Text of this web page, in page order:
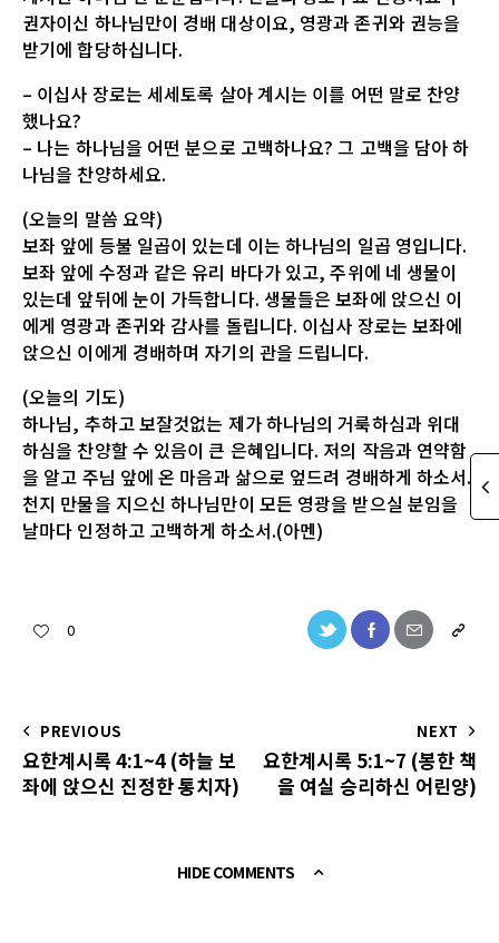
권자이신 하나님만이 경배 대상이요, 영광과 존귀와 권능을
받기에 합당하십니다.
– 이십사 장로는 세세토록 살아 계시는 이를 어떤 말로 찬양
했나요?
– 나는 하나님을 어떤 분으로 고백하나요? 그 고백을 담아 하
나님을 찬양하세요.
(오늘의 말씀 요약)
보좌 앞에 등불 일곱이 있는데 이는 하나님의 일곱 영입니다.
보좌 앞에 수정과 같은 유리 바다가 있고, 주위에 네 생물이
있는데 앞뒤에 눈이 가득합니다. 생물들은 보좌에 앉으신 이
에게 영광과 존귀와 감사를 돌립니다. 이십사 장로는 보좌에
앉으신 이에게 경배하며 자기의 관을 드립니다.
(오늘의 기도)
하나님, 추하고 보잘것없는 제가 하나님의 거룩하심과 위대
하심을 찬양할 수 있음이 큰 은혜입니다. 저의 작음과 연약함
을 알고 주님 앞에 온 마음과 삶으로 엎드려 경배하게 하소서.
천지 만물을 지으신 하나님만이 모든 영광을 받으실 분임을
날마다 인정하고 고백하게 하소서.(아멘)
0
PREVIOUS
요한계시록 4:1~4 (하늘 보
좌에 앉으신 진정한 통치자)
NEXT
요한계시록 5:1~7 (봉한 책
을 여실 승리하신 어린양)
HIDE COMMENTS